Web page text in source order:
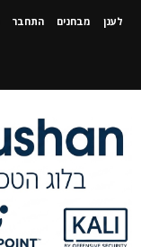
לענן מבחנים התחבר